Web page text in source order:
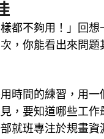
樣都不夠用！」回
，你能看出來問
用時間的練習，用
，要知道哪些工
就班專注於規畫